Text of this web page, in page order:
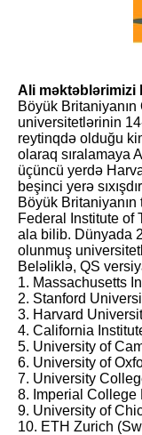
Ali məktəblərimizi
Böyük
universitetlərinin
reytinqdə olduğu
olaraq sıralamaya
üçüncü yerdə
beşinci yerə
Böyük
Federal Institute of
ala bilib. Dünyada
olunmuş
Beləliklə, QS
1. Massachusetts
2. Stanford
3. Harvard
4. California
5. University of
6. University of
7. University
8. Imperial College
9. University of
10. ETH Zurich